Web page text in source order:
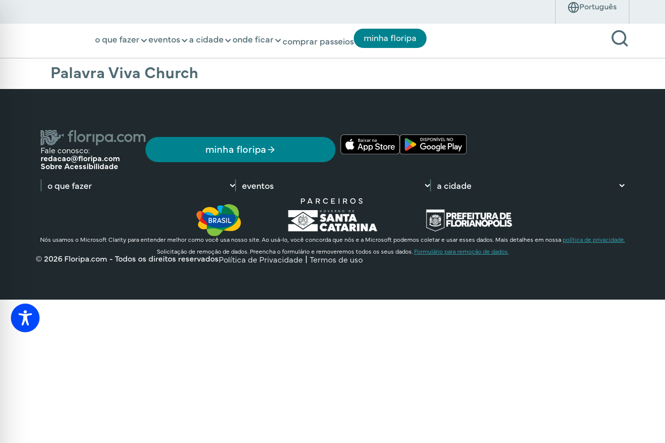
o que fazer eventos a cidade onde ficar comprar passeios minha floripa
Palavra Viva Church
Fale conosco:
redacao@floripa.com
Sobre Acessibilidade
minha floripa
o que fazer eventos a cidade
PARCEIROS
Nós usamos o Microsoft Clarity para entender melhor como você usa nosso site. Ao usá-lo, você concorda que nós e a Microsoft podemos coletar e usar esses dados. Mais detalhes em nossa política de privacidade.
Solicitação de remoção de dados. Preencha o formulário e removeremos todos os seus dados. Formulário para remoção de dados.
© 2026 Floripa.com - Todos os direitos reservadosPolítica de Privacidade Termos de uso